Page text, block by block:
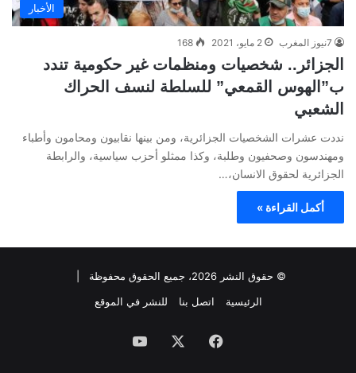
الأخبار
7نيوز المغرب 2 مايو، 2021 168
الجزائر.. شخصيات ومنظمات غير حكومية تندد
ب”الهوس القمعي” للسلطة لنسف الحراك
الشعبي
نددت عشرات الشخصيات الجزائرية، ومن بينها نقابيون ومحامون وأطباء
ومهندسون وصحفيون وطلبة، وكذا ممثلو أحزب سياسية، والرابطة
الجزائرية لحقوق الانسان،…
أكمل القراءة »
© حقوق النشر 2026، جميع الحقوق محفوظة |
الرئيسية
اتصل بنا للنشر في الموقع
فيسبوك